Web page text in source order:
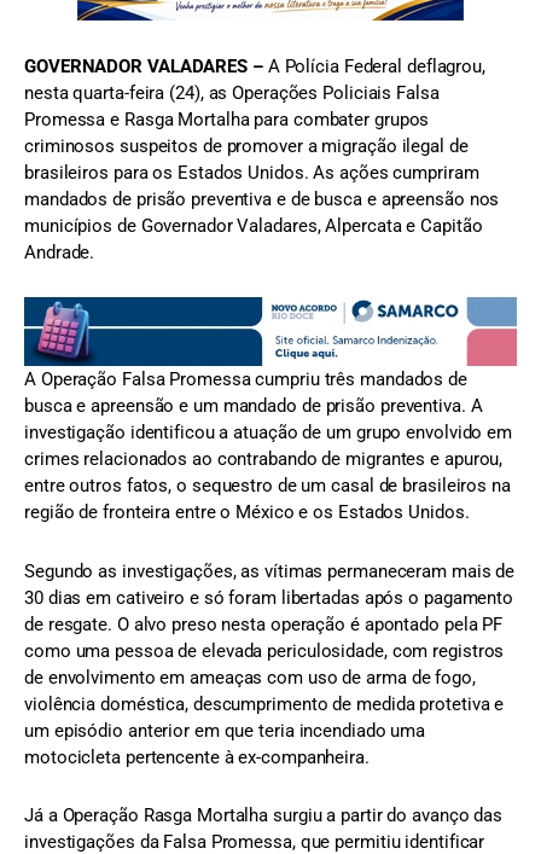
GOVERNADOR VALADARES – A Polícia Federal deflagrou,
nesta quarta-feira (24), as Operações Policiais Falsa
Promessa e Rasga Mortalha para combater grupos
criminosos suspeitos de promover a migração ilegal de
brasileiros para os Estados Unidos. As ações cumpriram
mandados de prisão preventiva e de busca e apreensão nos
municípios de Governador Valadares, Alpercata e Capitão
Andrade.
A Operação Falsa Promessa cumpriu três mandados de
busca e apreensão e um mandado de prisão preventiva. A
investigação identificou a atuação de um grupo envolvido em
crimes relacionados ao contrabando de migrantes e apurou,
entre outros fatos, o sequestro de um casal de brasileiros na
região de fronteira entre o México e os Estados Unidos.
Segundo as investigações, as vítimas permaneceram mais de
30 dias em cativeiro e só foram libertadas após o pagamento
de resgate. O alvo preso nesta operação é apontado pela PF
como uma pessoa de elevada periculosidade, com registros
de envolvimento em ameaças com uso de arma de fogo,
violência doméstica, descumprimento de medida protetiva e
um episódio anterior em que teria incendiado uma
motocicleta pertencente à ex-companheira.
Já a Operação Rasga Mortalha surgiu a partir do avanço das
investigações da Falsa Promessa, que permitiu identificar